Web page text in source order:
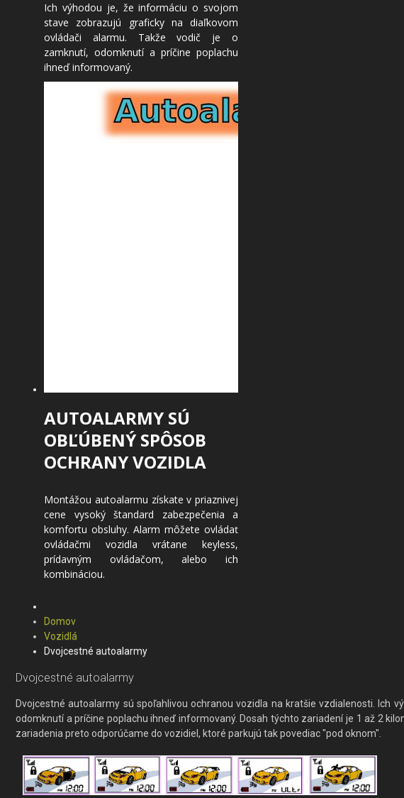
Ich výhodou je, že informáciu o svojom
stave zobrazujú graficky na diaľkovom
ovládači alarmu. Takže vodič je o
zamknutí, odomknutí a príčine poplachu
ihneď informovaný.
AUTOALARMY SÚ
OBĽÚBENÝ SPÔSOB
OCHRANY VOZIDLA
Montážou autoalarmu získate v priaznivej
cene vysoký štandard zabezpečenia a
komfortu obsluhy. Alarm môžete ovládať
ovládačmi vozidla vrátane keyless,
prídavným ovládačom, alebo ich
kombináciou.
Domov
Vozidlá
Dvojcestné autoalarmy
Dvojcestné autoalarmy
Dvojcestné autoalarmy sú spoľahlivou ochranou vozidla na kratšie vzdialenosti.
odomknutí a príčine poplachu ihneď informovaný. Dosah týchto zariadení je 1 až 2
zariadenia preto odporúčame do vozidiel, ktoré parkujú tak povediac "pod oknom".